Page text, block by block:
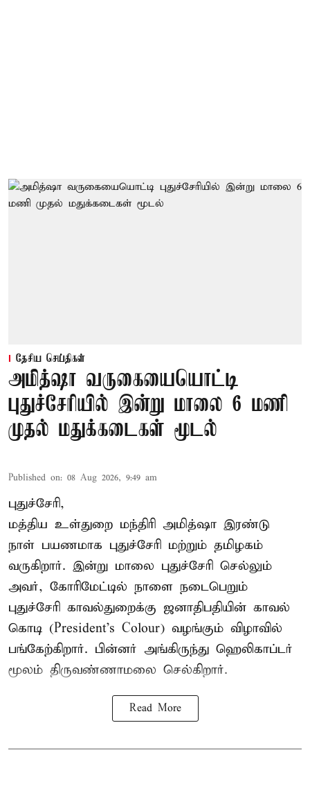
தேசிய செய்திகள்
அமித்ஷா வருகையையொட்டி
புதுச்சேரியில் இன்று மாலை 6 மணி
முதல் மதுக்கடைகள் மூடல்
Published on: 08 Aug 2026, 9:49 am
புதுச்சேரி,
மத்திய உள்துறை மந்திரி அமித்ஷா இரண்டு
நாள் பயணமாக புதுச்சேரி மற்றும் தமிழகம்
வருகிறார். இன்று மாலை புதுச்சேரி செல்லும்
அவர், கோரிமேட்டில் நாளை நடைபெறும்
புதுச்சேரி காவல்துறைக்கு ஜனாதிபதியின் காவல்
கொடி (President's Colour) வழங்கும் விழாவில்
பங்கேற்கிறார். பின்னர் அங்கிருந்து ஹெலிகாப்டர்
மூலம் திருவண்ணாமலை செல்கிறார்.
Read More